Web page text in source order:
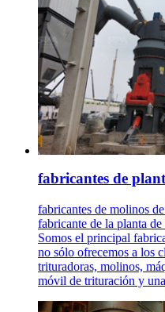
fabricantes de
fabricantes de molinos
fabricante de la planta
Somos el principal
no sólo ofrecemos a los
trituradoras, molinos,
móvil de trituración y